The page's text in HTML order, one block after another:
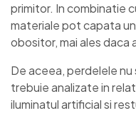
primitor. In combinatie
materiale pot capata
obositor, mai ales daca
De aceea, perdelele
trebuie analizate in
iluminatul artificial si